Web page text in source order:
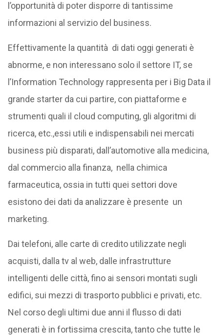
l’opportunità di poter disporre di tantissime
informazioni al servizio del business.
Effettivamente la quantità di dati oggi generati è
abnorme, e non interessano solo il settore IT, se
l’Information Technology rappresenta per i Big Data il
grande starter da cui partire, con piattaforme e
strumenti quali il cloud computing, gli algoritmi di
ricerca, etc.,essi utili e indispensabili nei mercati
business più disparati, dall’automotive alla medicina,
dal commercio alla finanza, nella chimica
farmaceutica, ossia in tutti quei settori dove
esistono dei dati da analizzare è presente un
marketing.
Dai telefoni, alle carte di credito utilizzate negli
acquisti, dalla tv al web, dalle infrastrutture
intelligenti delle città, fino ai sensori montati sugli
edifici, sui mezzi di trasporto pubblici e privati, etc.
Nel corso degli ultimi due anni il flusso di dati
generati è in fortissima crescita, tanto che tutte le